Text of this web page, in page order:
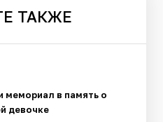
ТАКЖЕ
мемориал в память о
девочке